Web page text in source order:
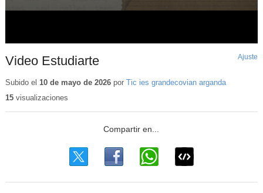
Video Estudiarte Ajuste
Subido el 10 de mayo de 2026por Tic ies grandecovian arganda
15visualizaciones